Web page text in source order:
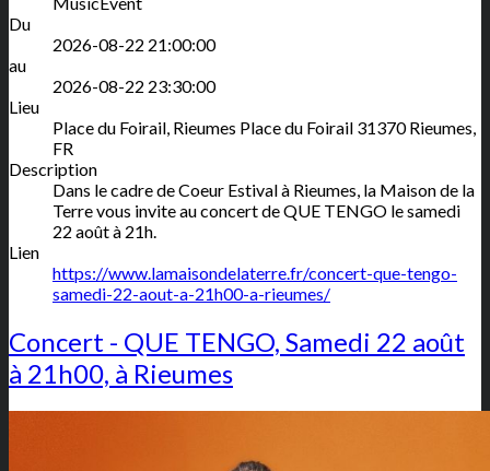
Du
2026-08-22 21:00:00
au
2026-08-22 23:30:00
Lieu
Place du Foirail, Rieumes Place du Foirail 31370 Rieumes,
FR
Description
Dans le cadre de Coeur Estival à Rieumes, la Maison de la
Terre vous invite au concert de QUE TENGO le samedi
22 août à 21h.
Lien
https://www.lamaisondelaterre.fr/concert-que-tengo-
samedi-22-aout-a-21h00-a-rieumes/
Concert - QUE TENGO, Samedi 22 août
à 21h00, à Rieumes